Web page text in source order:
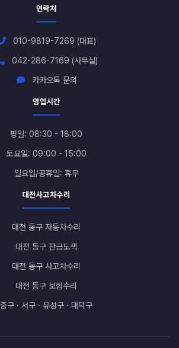
연락처
010-9819-7269 (대표)
042-286-7169 (사무실)
카카오톡 문의
영업시간
평일: 08:30 - 18:00
토요일: 09:00 - 15:00
일요일/공휴일: 휴무
대전사고차수리
대전 동구 자동차수리
대전 동구 판금도색
대전 동구 사고차수리
대전 동구 보험수리
중구 · 서구 · 유성구 · 대덕구